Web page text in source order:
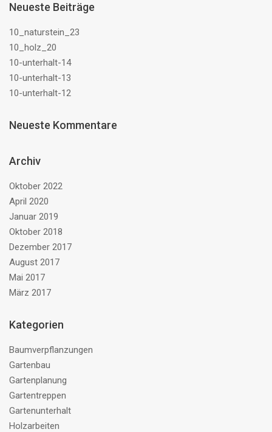
Neueste Beiträge
10_naturstein_23
10_holz_20
10-unterhalt-14
10-unterhalt-13
10-unterhalt-12
Neueste Kommentare
Archiv
Oktober 2022
April 2020
Januar 2019
Oktober 2018
Dezember 2017
August 2017
Mai 2017
März 2017
Kategorien
Baumverpflanzungen
Gartenbau
Gartenplanung
Gartentreppen
Gartenunterhalt
Holzarbeiten